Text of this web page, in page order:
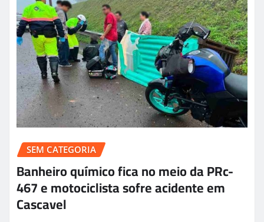
SEM CATEGORIA
Banheiro químico fica no meio da PRc-
467 e motociclista sofre acidente em
Cascavel